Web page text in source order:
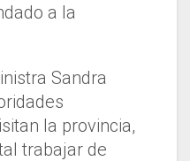
a la
Sandra
la provincia,
trabajar de